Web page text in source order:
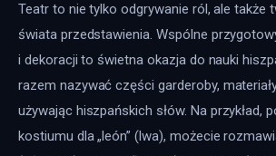
Teatr to nie tylko odgrywanie ról, ale także
świata przedstawienia. Wspólne
i dekoracji to świetna okazja do nauki
razem nazywać części garderoby,
używając hiszpańskich słów. Na przykład,
kostiumu dla „león” (lwa), możecie